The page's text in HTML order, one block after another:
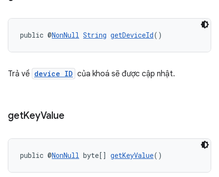
public @NonNull String getDeviceId()
Trả về device ID của khoá sẽ được cập nhật.
getKeyValue
public @NonNull byte[] getKeyValue()